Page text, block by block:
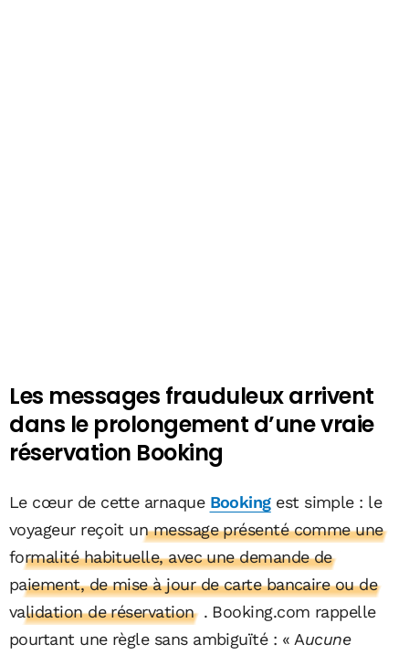
Les messages frauduleux arrivent
dans le prolongement d’une vraie
réservation Booking
Le cœur de cette arnaque Bookingest simple : le
voyageur reçoit un message présenté comme une
formalité habituelle, avec une demande de
paiement, de mise à jour de carte bancaire ou de
validation de réservation . Booking.com rappelle
pourtant une règle sans ambiguïté : « Aucune